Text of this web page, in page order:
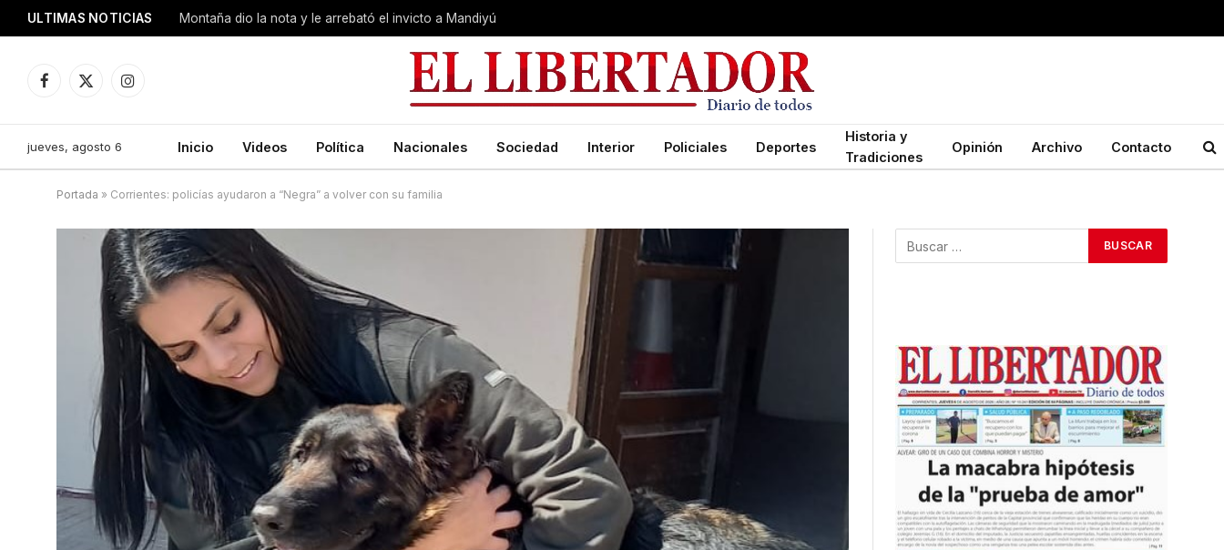
ULTIMAS NOTICIAS Montaña dio la nota y le arrebató el invicto a Mandiyú
Facebook
X
Instagram
jueves, agosto 6 Inicio Videos Política Nacionales Sociedad Interior Policiales Deportes
Historia y
Tradiciones
Opinión Archivo Contacto
Portada » Corrientes: policías ayudaron a “Negra” a volver con su familia